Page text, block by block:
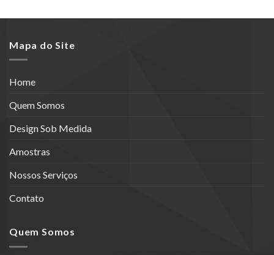
Mapa do Site
Home
Quem Somos
Design Sob Medida
Amostras
Nossos Serviços
Contato
Quem Somos